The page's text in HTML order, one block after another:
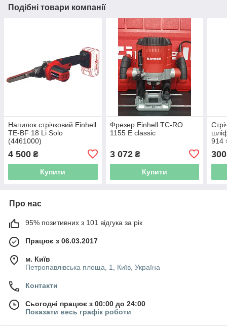
Подібні товари компанії
Напилок стрічковий Einhell
TE-BF 18 Li Solo
(4461000)
4 500 ₴
Купити
Фрезер Einhell TC-RO
1155 E classic
3 072₴
Купити
914
300
Про нас
95% позитивних з 101 відгука за рік
Працює з 06.03.2017
м. Київ
Петропавлівська площа, 1, Київ, Україна
Контакти
Сьогодні працює з 00:00 до 24:00
Показати весь графік роботи